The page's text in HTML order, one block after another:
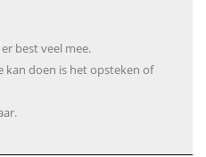
best veel mee.
kan doen is het opsteken of